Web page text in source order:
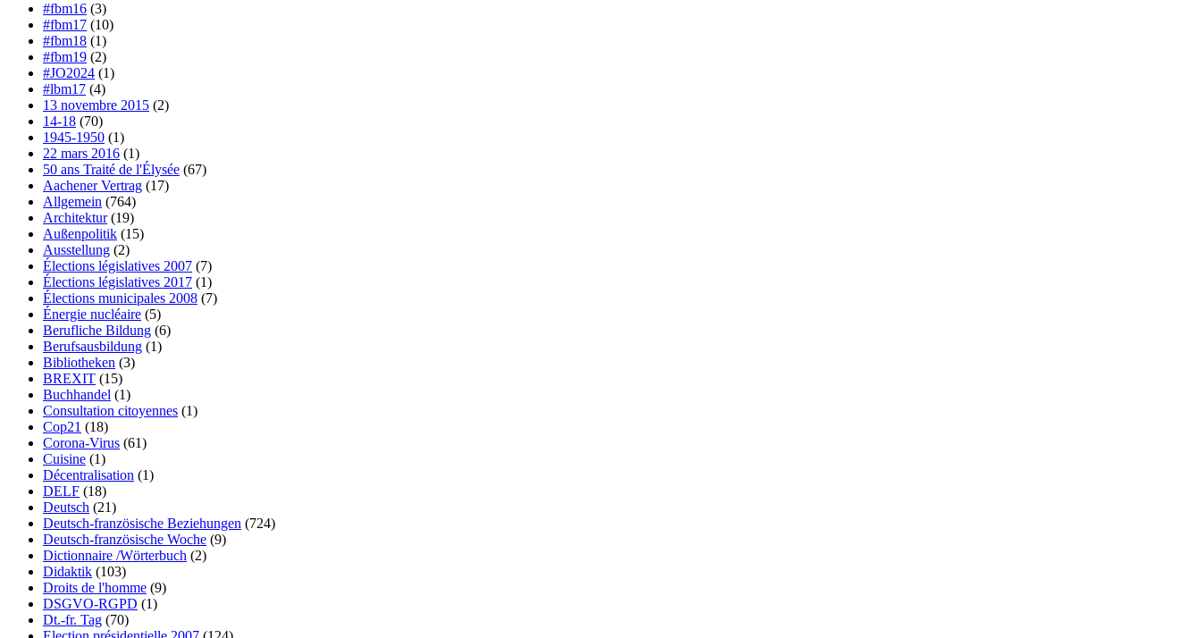
#fbm16 (3)
#fbm17 (10)
#fbm18 (1)
#fbm19 (2)
#JO2024 (1)
#lbm17 (4)
13 novembre 2015 (2)
14-18 (70)
1945-1950 (1)
22 mars 2016 (1)
50 ans Traité de l'Élysée (67)
Aachener Vertrag (17)
Allgemein (764)
Architektur(19)
Außenpolitik (15)
Ausstellung (2)
Élections législatives 2007 (7)
Élections législatives 2017 (1)
Élections municipales 2008 (7)
Énergie nucléaire (5)
Berufliche Bildung (6)
Berufsausbildung (1)
Bibliotheken (3)
BREXIT (15)
Buchhandel (1)
Consultation citoyennes (1)
Cop21 (18)
Corona-Virus (61)
Cuisine (1)
Décentralisation (1)
DELF (18)
Deutsch (21)
Deutsch-französische Beziehungen (724)
Deutsch-französische Woche (9)
Dictionnaire /Wörterbuch (2)
Didaktik (103)
Droits de l'homme (9)
DSGVO-RGPD (1)
Dt.-fr. Tag (70)